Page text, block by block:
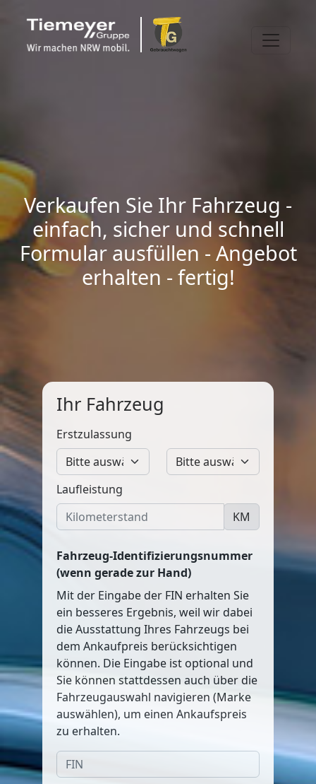
Verkaufen Sie Ihr Fahrzeug -
einfach, sicher und schnell
Formular ausfüllen - Angebot
erhalten - fertig!
Ihr Fahrzeug
Erstzulassung
Laufleistung
KM
Fahrzeug-Identifizierungsnummer
(wenn gerade zur Hand)
Mit der Eingabe der FIN erhalten Sie
ein besseres Ergebnis, weil wir dabei
die Ausstattung Ihres Fahrzeugs bei
dem Ankaufpreis berücksichtigen
können. Die Eingabe ist optional und
Sie können stattdessen auch über die
Fahrzeugauswahl navigieren (Marke
auswählen), um einen Ankaufspreis
zu erhalten.